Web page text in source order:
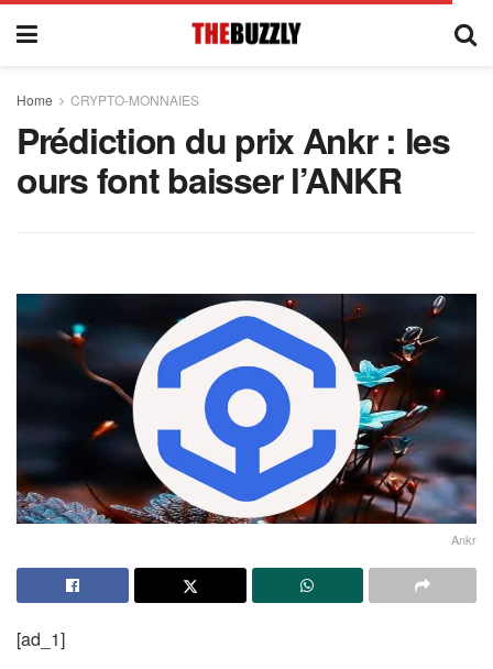
Home CRYPTO-MONNAIES
Prédiction du prix Ankr : les
ours font baisser l’ANKR
Ankr
[ad_1]